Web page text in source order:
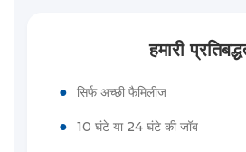
हमारी
● सिर्फ अच्छी फैमिलीज
● 10 घंटे या 24 घंटे की जॉब